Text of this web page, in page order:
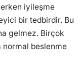
iyileşme
bir tedbirdir. Bu
gelmez. Birçok
normal beslenme